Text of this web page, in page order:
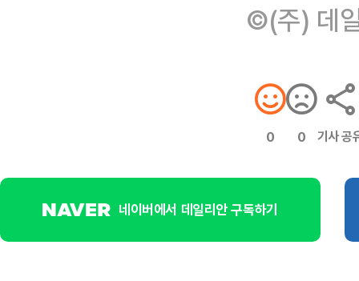
©(주) 데
0 0 기사 공
네이버에서 데일리안 구독하기